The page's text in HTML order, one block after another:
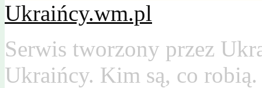
Ukraińcy.wm.pl
Serwis tworzony przez
Ukraińcy. Kim są, co